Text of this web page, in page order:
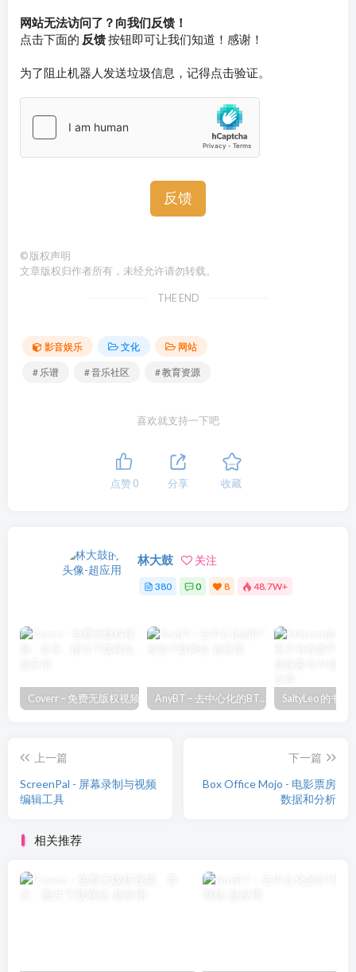
网站无法访问了？向我们反馈！
点击下面的 反馈按钮即可让我们知道！感谢！
为了阻止机器人发送垃圾信息，记得点击验证。
反馈
© 版权声明
文章版权归作者所有，未经允许请勿转载。
THE END
影音娱乐 文化 网站
# 乐谱 # 音乐社区 # 教育资源
喜欢就支持一下吧
点赞 0 分享 收藏
林大鼓 关注
380 0 8 48.7W+
AnyBT – 去中心化的BT资源下载网站
上一篇
ScreenPal - 屏幕录制与视频
编辑工具
下一篇
Box Office Mojo - 电影票房
数据和分析
相关推荐